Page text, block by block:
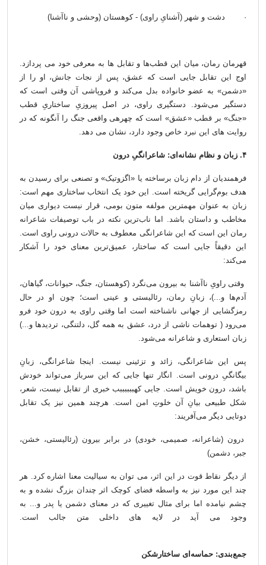
· دشت و شهر (آشنایِ راوی) - کوهستان (وحشی و ناآشنا)
قهرمان رمان، میان این قطب‌ها و تقابل ها به معرفی خود می پردازد.
اوج این تقابل جایی است که عشق، پس از نجات جانش، او را از
«دشمن» به عضو خانواده بدل می‌کند و فروپاشی آن وقتی است که
دستگیر می‌شود. دستگیری راوی، در اصل پیروزیِ ساختاریِ قطب
«جنگ» بر قطب «عشق» است که چهره­ی واقعی جنگ را آنگونه که در
روایت های این نبرد خاص وجود دارد، نشان می دهد.
۴. زبان و نظام نشانه‌ای: شاعرانگیِ درون
فرهمندیان از دام زبان برساخته یا «اگزوتیک» و تصنعی برای رسیدن به
هدف بوم‌گرایی گریخته است. این خود یک انتخاب ساختاری مهم است:
زبان به عنوان مهمترین مولفه متون بومی، قرار نیست دیواری میان
مخاطب و داستان باشد. اما ناب‌ترین نکته در باب توصیفات شاعرانه
رمان این است که این شاعرانگی معطوف به حالات درونی راوی است.
این دقیقاً جایی است که ساختار، عمیق‌ترین معنای خود را آشکار
می‌کند:
وقتی راویِ ناآشنا به بیرون می‌نگرد (کوهستان، جنگ، حیوانات، گیاهان،
آدم‌ها و...)، زبانِ رمان، رئالیستی و عینی است؛ چون او در حال
رمزگشایی از جهانی ناشناخته است اما وقتی راوی به درون خود فرو
می‌رود ( توهمات ناشی از درد، عشق به همه گل، دلتنگی، تردیدها و...)
زبان استعاری و شاعرانه می‌شود.
پس این شاعرانگی، زائد و تزئینی نیست. اینجا شاعرانگی، زبانِ
بیگانگیِ درونی است. انگار تنها جایی که این سرباز می‌تواند خودش
باشد، درون خویش است. جایی کهببببببب خبری از تقابل نیست، شعر،
شکل طبیعی بیانِ آن خلوتِ امن است. هرچند همین نیز یک تقابل
دوتایی دیگر می‌آفریند:
درون (شاعرانه، صمیمی، خودی) در برابر بیرون (رئالیستی، خشن،
جبر، دشمن)
از دیگر نقاط قوت در این اثر، می توان به سیالیت معنا اشاره کرد. هر
چند این مورد نیز به واسطه فضای کوچک اثر چندان بزرگ نشده و به
چشم نیامده اما برای مثال تغییری که در معنای دشمن یا پدر و... به
وجود می آید در لایه های داخلی متن جالب است.
جمع‌بندی: حماسه‌ای ساختارشکن